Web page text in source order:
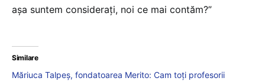
așa suntem considerați, noi ce mai contăm?”
Similare
Măriuca Talpeș, fondatoarea Merito: Cam toți profesorii